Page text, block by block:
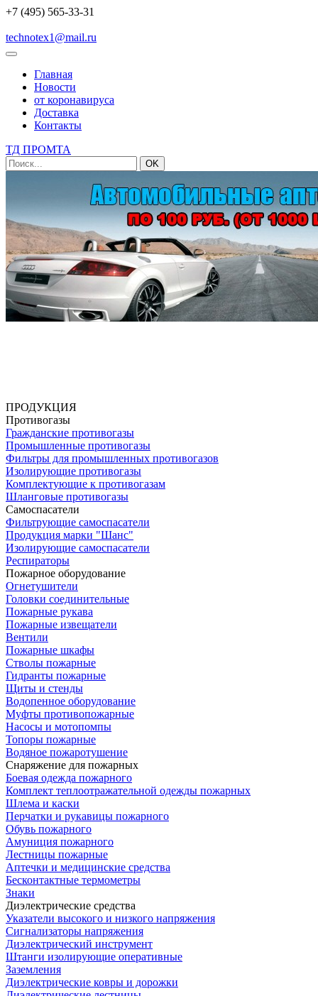
+7 (495) 565-33-31
technotex1@mail.ru
Главная
Новости
от коронавируса
Доставка
Контакты
ТД ПРОМТА
OK
ПРОДУКЦИЯ
Противогазы
Гражданские противогазы
Промышленные противогазы
Фильтры для промышленных противогазов
Изолирующие противогазы
Комплектующие к противогазам
Шланговые противогазы
Самоспасатели
Фильтрующие самоспасатели
Продукция марки "Шанс"
Изолирующие самоспасатели
Респираторы
Пожарное оборудование
Огнетушители
Головки соединительные
Пожарные рукава
Пожарные извещатели
Вентили
Пожарные шкафы
Стволы пожарные
Гидранты пожарные
Щиты и стенды
Водопенное оборудование
Муфты противопожарные
Насосы и мотопомпы
Топоры пожарные
Водяное пожаротушение
Снаряжение для пожарных
Боевая одежда пожарного
Комплект теплоотражательной одежды пожарных
Шлема и каски
Перчатки и рукавицы пожарного
Обувь пожарного
Амуниция пожарного
Лестницы пожарные
Аптечки и медицинские средства
Бесконтактные термометры
Знаки
Диэлектрические средства
Указатели высокого и низкого напряжения
Сигнализаторы напряжения
Диэлектрический инструмент
Штанги изолирующие оперативные
Заземления
Диэлектрические ковры и дорожки